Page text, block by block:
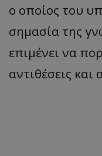
ο οποίος του
σημασία της
επιμένει να
αντιθέσεις και